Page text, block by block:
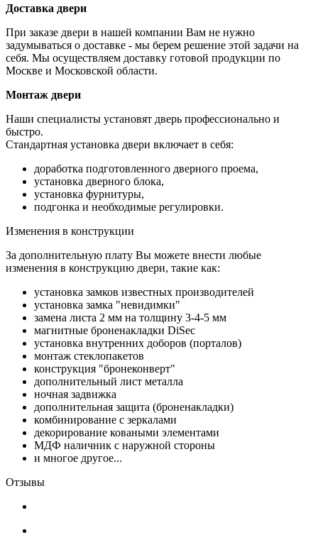
Доставка двери
При заказе двери в нашей компании Вам не нужно
задумываться о доставке - мы берем решение этой задачи на
себя. Мы осуществляем доставку готовой продукции по
Москве и Московской области.
Монтаж двери
Наши специалисты установят дверь профессионально и
быстро.
Стандартная установка двери включает в себя:
доработка подготовленного дверного проема,
установка дверного блока,
установка фурнитуры,
подгонка и необходимые регулировки.
Изменения в конструкции
За дополнительную плату Вы можете внести любые
изменения в конструкцию двери, такие как:
установка замков известных производителей
установка замка "невидимки"
замена листа 2 мм на толщину 3-4-5 мм
магнитные броненакладки DiSec
установка внутренних доборов (порталов)
монтаж стеклопакетов
конструкция "бронеконверт"
дополнительный лист металла
ночная задвижка
дополнительная защита (броненакладки)
комбинирование с зеркалами
декорирование коваными элементами
МДФ наличник с наружной стороны
и многое другое...
Отзывы